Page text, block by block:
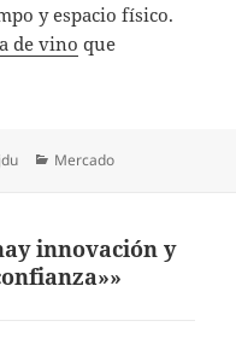
y espacio físico.
de vino que
Categorías
Mercado
innovación y